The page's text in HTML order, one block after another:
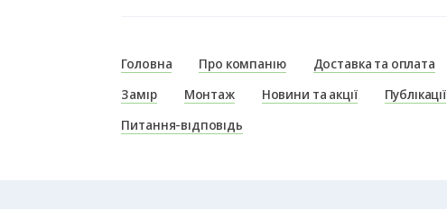
Головна Про компанію Доставка та оплата
Замір
Монтаж Новини та акції Публікації
Питання-відповідь